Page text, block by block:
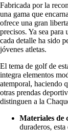
Fabricada por la
una gama que
ofrece una gran
precisos. Ya sea
cada detalle ha sido
jóvenes atletas.
El tema de golf de
integra elementos
atemporal, haciendo
otras prendas
distinguen a la
Materiales de
duraderos, esta